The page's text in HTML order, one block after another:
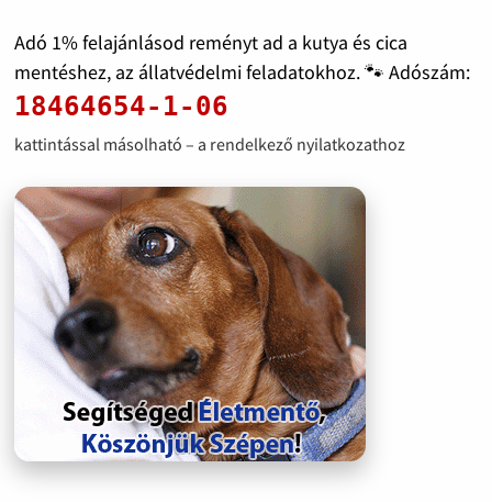
Adó 1% felajánlásod reményt ad a kutya és cica
mentéshez, az állatvédelmi feladatokhoz. 🐾 Adószám:
18464654-1-06
kattintással másolható – a rendelkező nyilatkozathoz